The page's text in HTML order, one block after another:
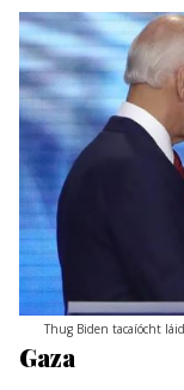
Thug Biden tacaíócht
Gaza